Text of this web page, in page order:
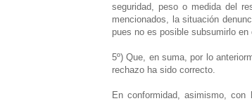
seguridad, peso o medida del
mencionados, la situación
pues no es posible subsumirlo en
5º) Que, en suma, por lo
rechazo ha sido correcto.
En conformidad, asimismo,